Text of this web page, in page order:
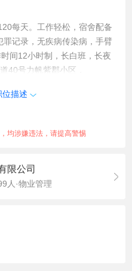
每天。工作轻松，宿舍配备
记录，无疾病传染病，手臂
间12小时制，长白班，长夜
40号力帆紫郡小区，
位描述
均涉嫌违法，请提高警惕
限公司
人·物业管理